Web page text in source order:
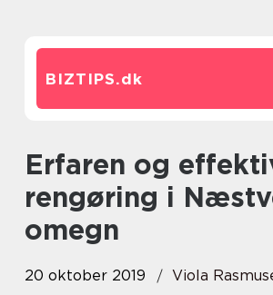
BIZTIPS.dk
Erfaren og effektiv
rengøring i
omegn
20 oktober 2019
Viola